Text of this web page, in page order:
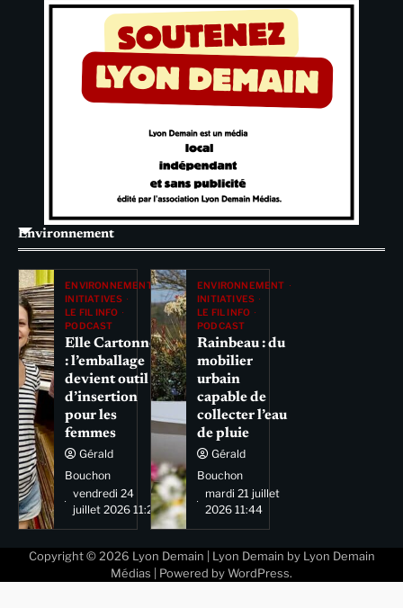
Environnement
ENVIRONNEMENT
INITIATIVES
LE FIL INFO
PODCAST
Elle Cartonne
: l’emballage
devient outil
d’insertion
pour les
femmes
Gérald
Bouchon
vendredi 24
juillet 2026 11:29
ENVIRONNEMENT
INITIATIVES
LE FIL INFO
PODCAST
Rainbeau : du
mobilier
urbain
capable de
collecter l’eau
de pluie
Gérald
Bouchon
mardi 21 juillet
2026 11:44
Copyright © 2026 Lyon Demain | Lyon Demain by Lyon Demain
Médias | Powered by WordPress.